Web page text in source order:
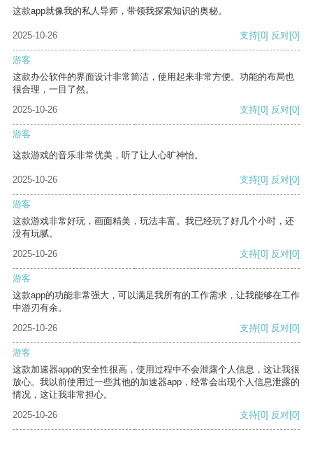
这款app就像我的私人导师，带领我探索知识的奥秘。
2025-10-26 支持[0] 反对[0]
游客
这款办公软件的界面设计非常简洁，使用起来非常方便。功能的布局也
很合理，一目了然。
2025-10-26
支持[0] 反对[0]
游客
这款游戏的音乐非常优美，听了让人心旷神怡。
2025-10-26 支持[0] 反对[0]
游客
这款游戏非常好玩，画面精美，玩法丰富。我已经玩了好几个小时，还
没有玩腻。
2025-10-26
支持[0] 反对[0]
游客
这款app的功能非常强大，可以满足我所有的工作需求，让我能够在工作
中游刃有余。
2025-10-26
支持[0] 反对[0]
游客
这款加速器app的安全性很高，使用过程中不会泄露个人信息，这让我很
放心。我以前使用过一些其他的加速器app，经常会出现个人信息泄露的
情况，这让我非常担心。
2025-10-26
支持[0] 反对[0]